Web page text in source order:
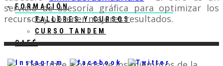
FORMACIÓN
TALLERES Y CURSOS
CURSO TANDEM
CAFÉ
servicio de asesoría gráfica para optimizar los
recursos y obtener mejores resultados.